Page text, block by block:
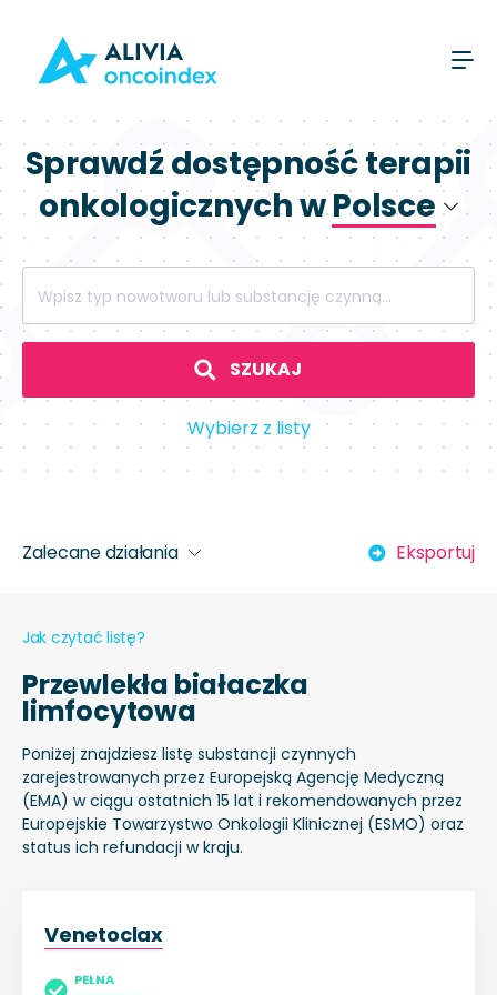
Sprawdź dostępność terapii
onkologicznych wPolsce
Hiszpanii
SZUKAJ
Wybierz z listy
Zalecane działania Eksportuj
Przewlekła białaczka
limfocytowa
Jak czytać listę?
Poniżej znajdziesz listę substancji czynnych
zarejestrowanych przez Europejską Agencję Medyczną
(EMA) w ciągu ostatnich 15 lat i rekomendowanych przez
Europejskie Towarzystwo Onkologii Klinicznej (ESMO) oraz
status ich refundacji w kraju.
Venetoclax
PEŁNA